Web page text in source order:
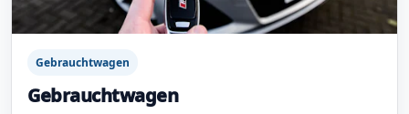
Gebrauchtwagen
Gebrauchtwagen